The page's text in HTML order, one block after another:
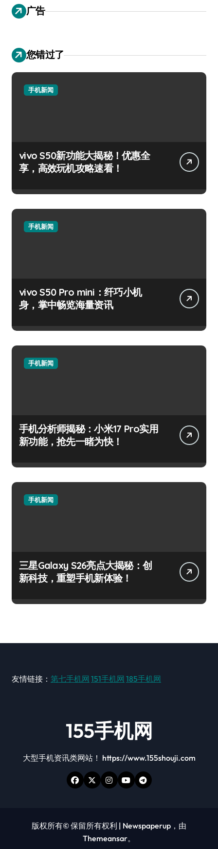
广告
您错过了
手机新闻
vivo S50新功能大揭秘！优惠全
享，高效玩机攻略速看！
手机新闻
vivo S50 Pro mini：纤巧小机
身，掌中畅览海量资讯
手机新闻
手机分析师揭秘：小米17 Pro实用
新功能，抢先一睹为快！
手机新闻
三星Galaxy S26亮点大揭秘：创
新科技，重塑手机新体验！
友情链接： 第七手机网 151手机网 185手机网
155手机网
大型手机资讯类网站！ https://www.155shouji.com
版权所有© 保留所有权利 | Newspaperup ，由
Themeansar。